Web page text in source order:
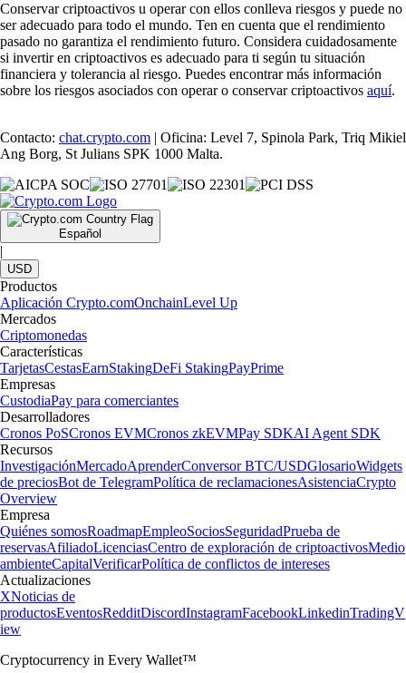
Conservar criptoactivos u operar con ellos conlleva riesgos y puede no
ser adecuado para todo el mundo. Ten en cuenta que el rendimiento
pasado no garantiza el rendimiento futuro. Considera cuidadosamente
si invertir en criptoactivos es adecuado para ti según tu situación
financiera y tolerancia al riesgo. Puedes encontrar más información
sobre los riesgos asociados con operar o conservar criptoactivos aquí.
Contacto: chat.crypto.com | Oficina: Level 7, Spinola Park, Triq Mikiel
Ang Borg, St Julians SPK 1000 Malta.
Español
|
USD
Productos
Aplicación Crypto.comOnchainLevel Up
Mercados
Criptomonedas
Características
TarjetasCestasEarnStakingDeFi StakingPayPrime
Empresas
CustodiaPay para comerciantes
Desarrolladores
Cronos PoSCronos EVMCronos zkEVMPay SDKAI Agent SDK
Recursos
InvestigaciónMercadoAprenderConversor BTC/USDGlosarioWidgets
de preciosBot de TelegramPolítica de reclamacionesAsistenciaCrypto
Overview
Empresa
Quiénes somosRoadmapEmpleoSociosSeguridadPrueba de
reservasAfiliadoLicenciasCentro de exploración de criptoactivosMedio
ambienteCapitalVerificarPolítica de conflictos de intereses
Actualizaciones
XNoticias de
productosEventosRedditDiscordInstagramFacebookLinkedinTradingV
iew
Cryptocurrency in Every Wallet™